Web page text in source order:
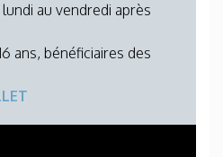
au vendredi après
ans, bénéficiaires des